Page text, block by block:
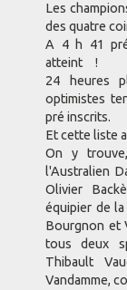
Les
des quatre
A 4 h 41
atteint !
24 heures
optimistes
pré inscrits.
Et cette liste
On y
l'Australien
Olivier
équipier de
Bourgnon et
tous deux
Thibault
Vandamme,